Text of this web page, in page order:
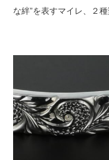
な絆”を表すマイレ、２